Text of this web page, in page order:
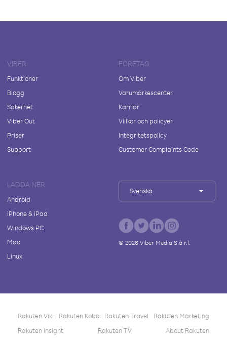
VIBER
Funktioner
Blogg
Säkerhet
Viber Out
Priser
Support
FÖRETAG
Om Viber
Varumärkescenter
Karriär
Villkor och policyer
Integritetspolicy
Customer Complaints Code
LADDA NER
Android
iPhone & iPad
Windows PC
Mac
Linux
Svenska
© 2026Viber Media S.à r.l.
Rakuten Viki Rakuten Kobo Rakuten Travel
Rakuten Marketing
Rakuten Insight
Rakuten TV About Rakuten